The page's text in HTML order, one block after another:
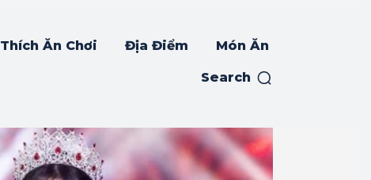
Thích Ăn Chơi Địa Điểm Món Ăn
Search